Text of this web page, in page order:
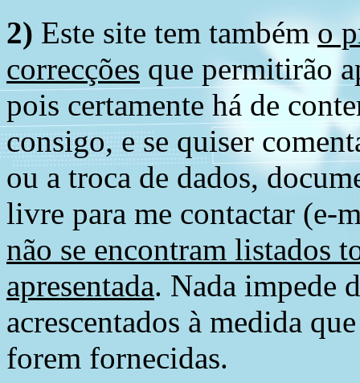
2) Este site tem tambémo
correcções que permitirão
pois certamente há de
consigo, e se quiser
ou a troca de dados,
livre para me contactar (e-
não se encontram listados
apresentada. Nada impede
acrescentados à medida
forem fornecidas.